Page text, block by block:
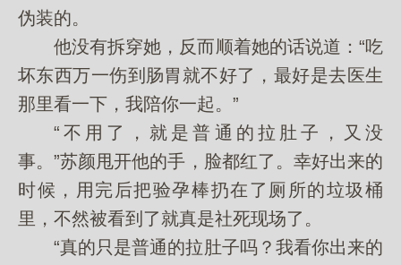
伪装的。
他没有拆穿她，反而顺着她的话说道：“吃
坏东西万一伤到肠胃就不好了，最好是去医生
那里看一下，我陪你一起。”
“不用了，就是普通的拉肚子，又没
事。”苏颜甩开他的手，脸都红了。幸好出来的
时候，用完后把验孕棒扔在了厕所的垃圾桶
里，不然被看到了就真是社死现场了。
“真的只是普通的拉肚子吗？我看你出来的